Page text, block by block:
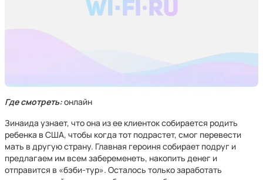
Где смотреть:онлайн
Зинаида узнает, что она из ее клиенток собирается родить
ребенка в США, чтобы когда тот подрастет, смог перевести
мать в другую страну. Главная героиня собирает подруг и
предлагаем им всем забеременеть, накопить денег и
отправится в «бэби-тур». Осталось только заработать